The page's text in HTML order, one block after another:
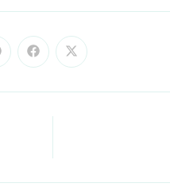
Opens
in
new
Opens
in
new